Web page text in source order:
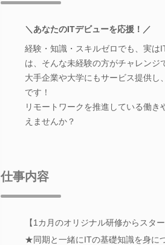
＼あなたのITデビューを応援！／
経験・知識・スキルゼロでも、実は
は、そんな未経験の方がチャレンジ
大手企業や大学にもサービス提供
です！
リモートワークを推進している働
えませんか？
仕事内容
【1カ月のオリジナル研修からスタ
★同期と一緒にITの基礎知識を身に